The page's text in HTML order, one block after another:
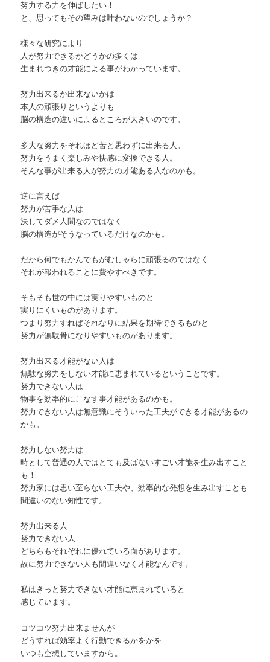
努力する力を伸ばしたい！
と、思ってもその望みは叶わないのでしょうか？
様々な研究により
人が努力できるかどうかの多くは
生まれつきの才能による事がわかっています。
努力出来るか出来ないかは
本人の頑張りというよりも
脳の構造の違いによるところが大きいのです。
多大な努力をそれほど苦と思わずに出来る人。
努力をうまく楽しみや快感に変換できる人。
そんな事が出来る人が努力の才能ある人なのかも。
逆に言えば
努力が苦手な人は
決してダメ人間なのではなく
脳の構造がそうなっているだけなのかも。
だから何でもかんでもがむしゃらに頑張るのではなく
それが報われることに費やすべきです。
そもそも世の中には実りやすいものと
実りにくいものがあります。
つまり努力すればそれなりに結果を期待できるものと
努力が無駄骨になりやすいものがあります。
努力出来る才能がない人は
無駄な努力をしない才能に恵まれているということです。
努力できない人は
物事を効率的にこなす事才能があるのかも。
努力できない人は無意識にそういった工夫ができる才能があるの
かも。
努力しない努力は
時として普通の人ではとても及ばないすごい才能を生み出すこと
も！
努力家には思い至らない工夫や、効率的な発想を生み出すことも
間違いのない知性です。
努力出来る人
努力できない人
どちらもそれぞれに優れている面があります。
故に努力できない人も間違いなく才能なんです。
私はきっと努力できない才能に恵まれていると
感じています。
コツコツ努力出来ませんが
どうすれば効率よく行動できるかをかを
いつも空想していますから。